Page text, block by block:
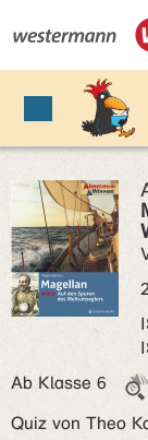
Ab Klasse 6
Quiz von Theo